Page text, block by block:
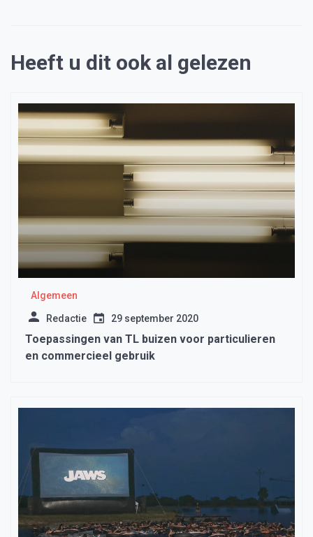
Heeft u dit ook al gelezen
Algemeen
Redactie 29 september 2020
Toepassingen van TL buizen voor particulieren
en commercieel gebruik